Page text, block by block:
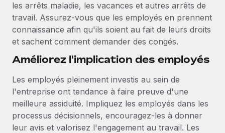
les arrêts maladie, les vacances et autres arrêts de
travail. Assurez-vous que les employés en prennent
connaissance afin qu'ils soient au fait de leurs droits
et sachent comment demander des congés.
Améliorez l'implication des employés
Les employés pleinement investis au sein de
l'entreprise ont tendance à faire preuve d'une
meilleure assiduité. Impliquez les employés dans les
processus décisionnels, encouragez-les à donner
leur avis et valorisez l'engagement au travail. Les